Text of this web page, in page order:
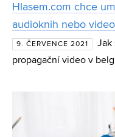
Hlasem.com chce
audioknih nebo
9. ČERVENCE 2021
Jak
propagační video v
kterým stojí čerstvý